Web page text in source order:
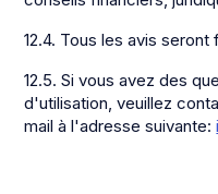
12.4. Tous les avis
12.5. Si vous avez des
d'utilisation, veuillez
mail à l'adresse suivante: